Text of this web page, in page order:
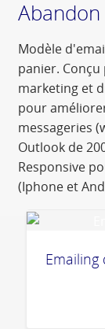
Modèle
panier.
marketing et
pour
messageries
Outlook de
Responsive
(Iphone et